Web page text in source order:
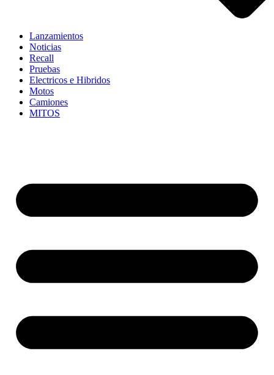
Lanzamientos
Noticias
Recall
Pruebas
Electricos e Hibridos
Motos
Camiones
MITOS